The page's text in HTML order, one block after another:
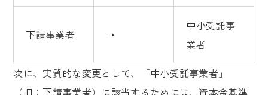
下請事業者 →
中小受託事
業者
次に、実質的な変更として、「中小受託事業者」
（旧：下請事業者）に該当するためには、資本金基準